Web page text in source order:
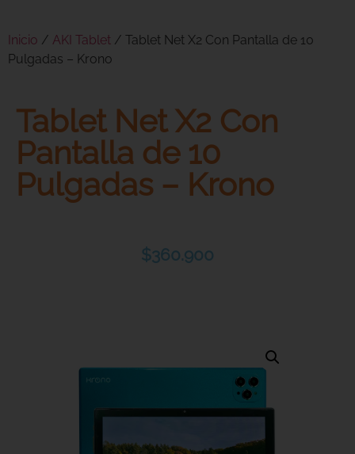
Inicio / AKI Tablet / Tablet Net X2 Con Pantalla de 10
Pulgadas – Krono
Tablet Net X2 Con
Pantalla de 10
Pulgadas – Krono
$360.900